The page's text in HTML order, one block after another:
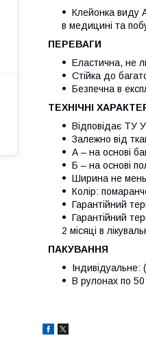
Клейонка виду
в медицині та
ПЕРЕВАГИ
Еластична, не
Стійка до
Безпечна в
ТЕХНІЧНІ
Відповідає ТУ
Залежно від
А – на основі
Б – на основі
Ширина не
Колір:
Гарантійний
Гарантійний
2 місяці в
ПАКУВАННЯ
В рулонах по